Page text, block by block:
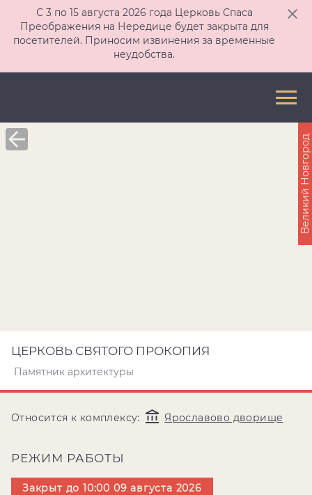
С 3 по 15 августа 2026 года Церковь Спаса
Преображения на Нередице будет закрыта для
посетителей. Приносим извинения за временные
неудобства.
ЦЕРКОВЬ СВЯТОГО ПРОКОПИЯ
Памятник архитектуры
Относится к комплексу: Ярославово дворище
РЕЖИМ РАБОТЫ
Закрыт до 10:00 09 августа 2026
Великий Новгород